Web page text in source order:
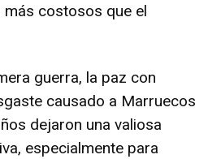
más costosos que el
guerra, la paz con
causado a Marruecos
dejaron una valiosa
especialmente para